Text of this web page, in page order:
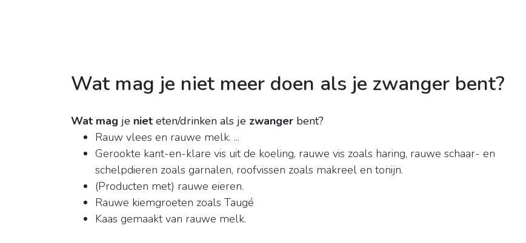
Wat mag je niet meer doen als je zwanger bent?
Wat mag je niet eten/drinken als je zwanger bent?
Rauw vlees en rauwe melk. ...
Gerookte kant-en-klare vis uit de koeling, rauwe vis zoals haring, rauwe schaar- en
schelpdieren zoals garnalen, roofvissen zoals makreel en tonijn.
(Producten met) rauwe eieren.
Rauwe kiemgroeten zoals Taugé
Kaas gemaakt van rauwe melk.